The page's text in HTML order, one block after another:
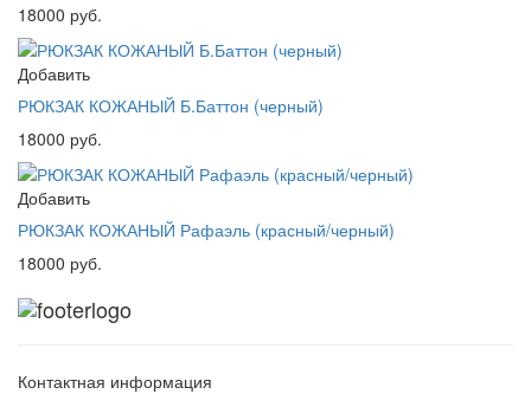
18000 руб.
Добавить
РЮКЗАК КОЖАНЫЙ Б.Баттон (черный)
18000 руб.
Добавить
РЮКЗАК КОЖАНЫЙ Рафаэль (красный/черный)
18000 руб.
Контактная информация